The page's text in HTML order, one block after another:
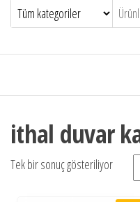
ithal duvar
Tek bir sonuç gösteriliyor